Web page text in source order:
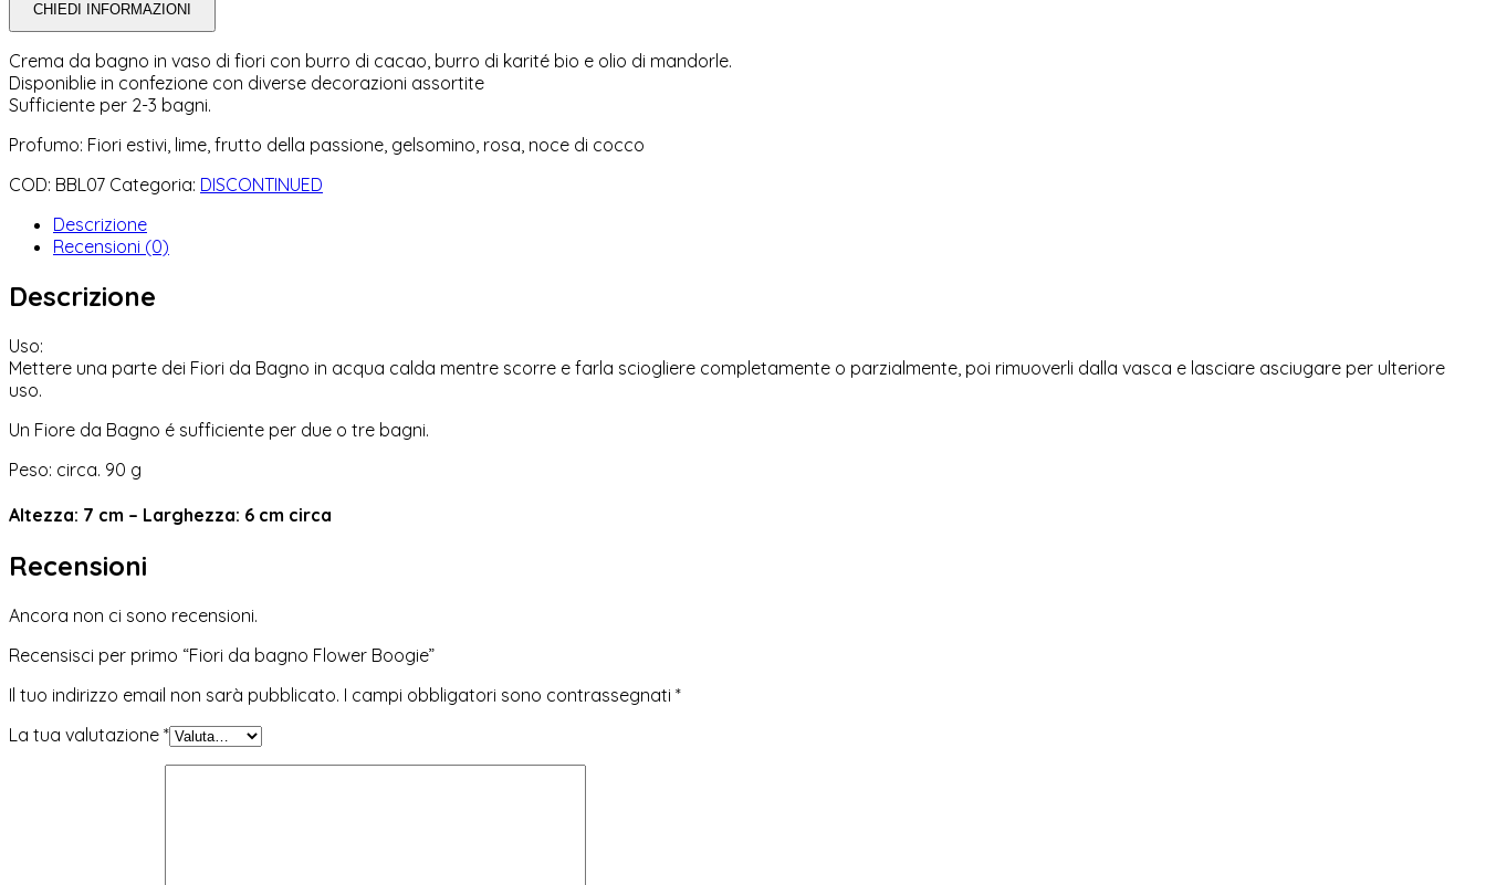
CHIEDI INFORMAZIONI
Crema da bagno in vaso di fiori con burro di cacao, burro di karité bio e olio di mandorle.
Disponiblie in confezione con diverse decorazioni assortite
Sufficiente per 2-3 bagni.
Profumo: Fiori estivi, lime, frutto della passione, gelsomino, rosa, noce di cocco
COD: BBL07 Categoria: DISCONTINUED
Descrizione
Recensioni (0)
Descrizione
Uso:
Mettere una parte dei Fiori da Bagno in acqua calda mentre scorre e farla sciogliere completamente o parzialmente, poi rimuoverli dalla vasca e lasciare asciugare per ulteriore
uso.
Un Fiore da Bagno é sufficiente per due o tre bagni.
Peso: circa. 90 g
Altezza: 7 cm – Larghezza: 6 cm circa
Recensioni
Ancora non ci sono recensioni.
Recensisci per primo “Fiori da bagno Flower Boogie”
Il tuo indirizzo email non sarà pubblicato. I campi obbligatori sono contrassegnati *
La tua valutazione *